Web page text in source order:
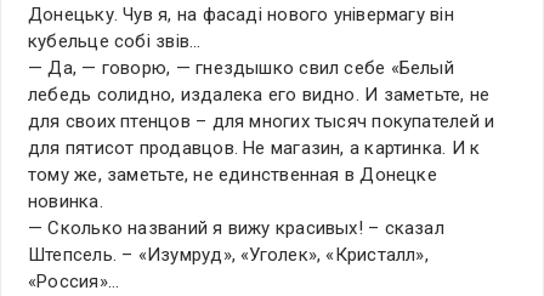
Донецьку. Чув я, на фасадi нового унiвермагу вiн
кубельце собi звiв…
— Да, — говорю, — гнездышко свил себе «Белый
лебедь солидно, издалека его видно. И заметьте, не
для своих птенцов – для многих тысяч покупателей и
для пятисот продавцов. Не магазин, а картинка. И к
тому же, заметьте, не единственная в Донецке
новинка.
— Сколько названий я вижу красивых! – сказал
Штепсель. – «Изумруд», «Уголек», «Кристалл»,
«Россия»…